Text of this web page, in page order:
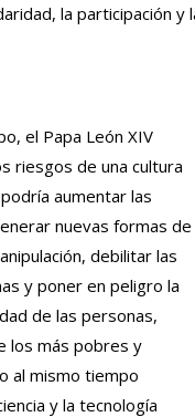
la participación y
el Papa León XIV
riesgos de una cultura
aumentar las
nuevas formas de
debilitar las
y poner en peligro la
de las personas,
los más pobres y
al mismo tiempo
y la tecnología